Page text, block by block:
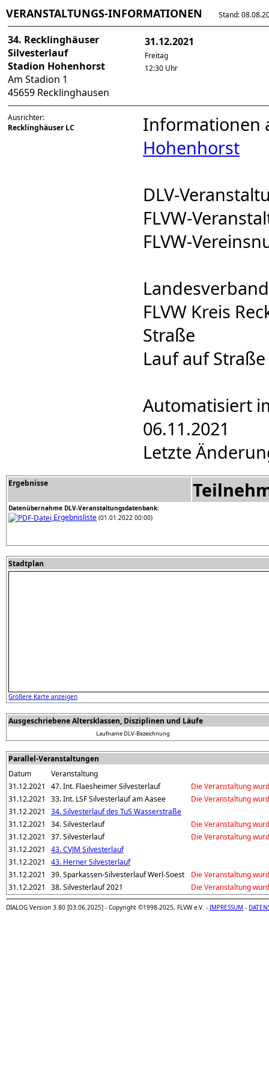
VERANSTALTUNGS-INFORMATIONEN Stand:
34. Recklinghäuser
Silvesterlauf
Stadion Hohenhorst
Am Stadion 1
45659 Recklinghausen
31.12.2021
Freitag
12:30 Uhr
Ausrichter:
Recklinghäuser LC
Informationen
Hohenhorst
DLV-
FLVW-
FLVW-
FLVW Kreis
Straße
Lauf auf Straße
Automatisiert
06.11.2021
Letzte
Ergebnisse
Datenübernahme DLV-Veranstaltungsdatenbank:
Ergebnisliste (01.01.2022 00:00)
Stadtplan
Größere Karte anzeigen
Ausgeschriebene Altersklassen, Disziplinen und Läufe
LaufnameDLV-Bezeichnung
Parallel-Veranstaltungen
Datum
Veranstaltung
31.12.2021
47. Int. Flaesheimer Silvesterlauf
Die Veranstaltung
31.12.2021
33. Int. LSF Silvesterlauf am Aasee
Die Veranstaltung
31.12.2021
34. Silvesterlauf des TuS Wasserstraße
31.12.2021
34. Silvesterlauf
Die Veranstaltung
31.12.2021
37. Silvesterlauf
Die Veranstaltung
31.12.2021
43. CVJM Silvesterlauf
31.12.2021
43. Herner Silvesterlauf
31.12.2021
39. Sparkassen-Silvesterlauf Werl-Soest
Die Veranstaltung
31.12.2021
38. Silvesterlauf 2021 Die Veranstaltung
DIALOG Version 3.80 [03.06.2025] - Copyright ©1998-2025, FLVW e.V. - IMPRESSUM -